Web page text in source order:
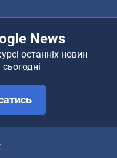
News
останніх новин